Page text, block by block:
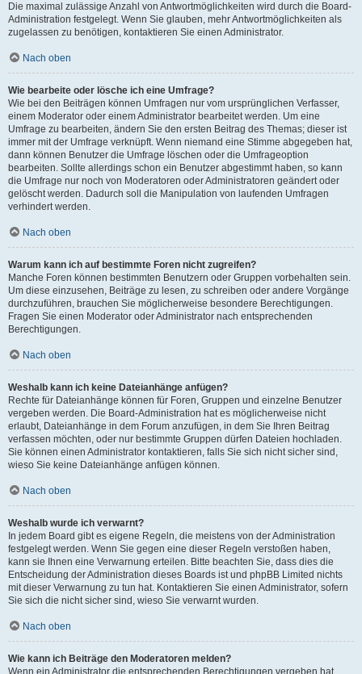
Die maximal zulässige Anzahl von Antwortmöglichkeiten wird durch die Board-
Administration festgelegt. Wenn Sie glauben, mehr Antwortmöglichkeiten als
zugelassen zu benötigen, kontaktieren Sie einen Administrator.
Nach oben
Wie bearbeite oder lösche ich eine Umfrage?
Wie bei den Beiträgen können Umfragen nur vom ursprünglichen Verfasser,
einem Moderator oder einem Administrator bearbeitet werden. Um eine
Umfrage zu bearbeiten, ändern Sie den ersten Beitrag des Themas; dieser ist
immer mit der Umfrage verknüpft. Wenn niemand eine Stimme abgegeben hat,
dann können Benutzer die Umfrage löschen oder die Umfrageoption
bearbeiten. Sollte allerdings schon ein Benutzer abgestimmt haben, so kann
die Umfrage nur noch von Moderatoren oder Administratoren geändert oder
gelöscht werden. Dadurch soll die Manipulation von laufenden Umfragen
verhindert werden.
Nach oben
Warum kann ich auf bestimmte Foren nicht zugreifen?
Manche Foren können bestimmten Benutzern oder Gruppen vorbehalten sein.
Um diese einzusehen, Beiträge zu lesen, zu schreiben oder andere Vorgänge
durchzuführen, brauchen Sie möglicherweise besondere Berechtigungen.
Fragen Sie einen Moderator oder Administrator nach entsprechenden
Berechtigungen.
Nach oben
Weshalb kann ich keine Dateianhänge anfügen?
Rechte für Dateianhänge können für Foren, Gruppen und einzelne Benutzer
vergeben werden. Die Board-Administration hat es möglicherweise nicht
erlaubt, Dateianhänge in dem Forum anzufügen, in dem Sie Ihren Beitrag
verfassen möchten, oder nur bestimmte Gruppen dürfen Dateien hochladen.
Sie können einen Administrator kontaktieren, falls Sie sich nicht sicher sind,
wieso Sie keine Dateianhänge anfügen können.
Nach oben
Weshalb wurde ich verwarnt?
In jedem Board gibt es eigene Regeln, die meistens von der Administration
festgelegt werden. Wenn Sie gegen eine dieser Regeln verstoßen haben,
kann sie Ihnen eine Verwarnung erteilen. Bitte beachten Sie, dass dies die
Entscheidung der Administration dieses Boards ist und phpBB Limited nichts
mit dieser Verwarnung zu tun hat. Kontaktieren Sie einen Administrator, sofern
Sie sich die nicht sicher sind, wieso Sie verwarnt wurden.
Nach oben
Wie kann ich Beiträge den Moderatoren melden?
Wenn ein Administrator die entsprechenden Berechtigungen vergeben hat,